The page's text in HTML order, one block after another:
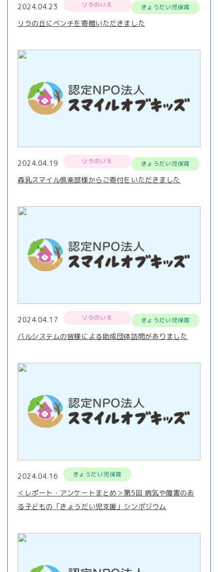
2024.04.23 リラのいえ きょうだい児保育
リラの丘にベンチを寄贈いただきました
2024.04.19 リラのいえ きょうだい児保育
森乳スマイル倶楽部様からご寄付をいただきました
2024.04.17 リラのいえ きょうだい児保育
パルシステムの皆様による助成団体訪問がありました
2024.04.16 きょうだい児保育
＜レポート・アンケートまとめ＞第5回 病気や障害のあ
る子どもの「きょうだい児支援」シンポジウム